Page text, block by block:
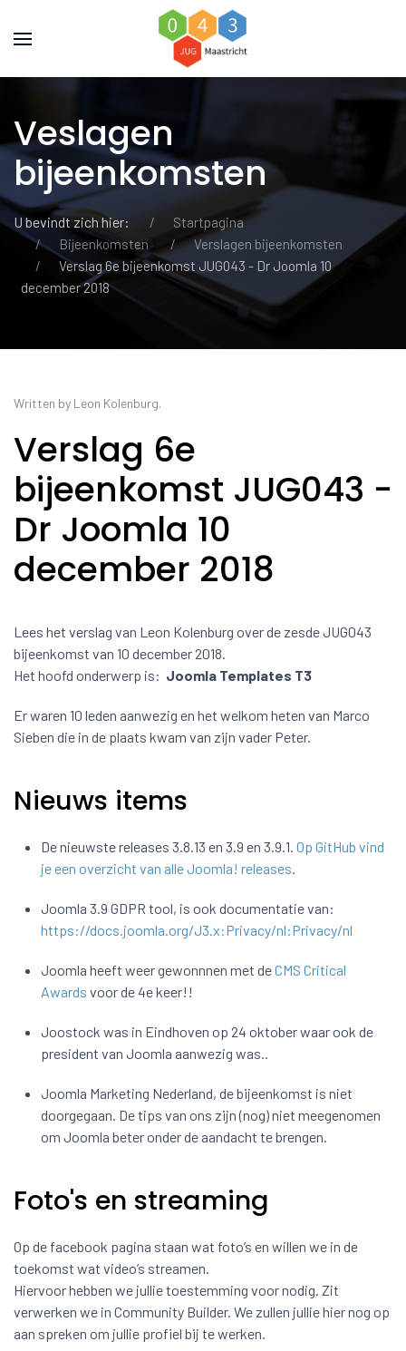
Veslagen
bijeenkomsten
U bevindt zich hier:
Startpagina
Bijeenkomsten
Verslagen bijeenkomsten
Verslag 6e bijeenkomst JUG043 - Dr Joomla 10
december 2018
Written by Leon Kolenburg.
Verslag 6e
bijeenkomst JUG043 -
Dr Joomla 10
december 2018
Lees het verslag van Leon Kolenburg over de zesde JUG043
bijeenkomst van 10 december 2018.
Het hoofd onderwerp is: Joomla Templates T3
Er waren 10 leden aanwezig en het welkom heten van Marco
Sieben die in de plaats kwam van zijn vader Peter.
Nieuws items
De nieuwste releases 3.8.13 en 3.9 en 3.9.1. Op GitHub vind
je een overzicht van alle Joomla! releases.
Joomla 3.9 GDPR tool, is ook documentatie van:
https://docs.joomla.org/J3.x:Privacy/nl:Privacy/nl
Joomla heeft weer gewonnnen met deCMS Critical
Awards voor de 4e keer!!
Joostock was in Eindhoven op 24 oktober waar ook de
president van Joomla aanwezig was..
Joomla Marketing Nederland, de bijeenkomst is niet
doorgegaan. De tips van ons zijn (nog) niet meegenomen
om Joomla beter onder de aandacht te brengen.
Foto's en streaming
Op de facebook pagina staan wat foto’s en willen we in de
toekomst wat video’s streamen.
Hiervoor hebben we jullie toestemming voor nodig. Zit
verwerken we in Community Builder. We zullen jullie hier nog op
aan spreken om jullie profiel bij te werken.